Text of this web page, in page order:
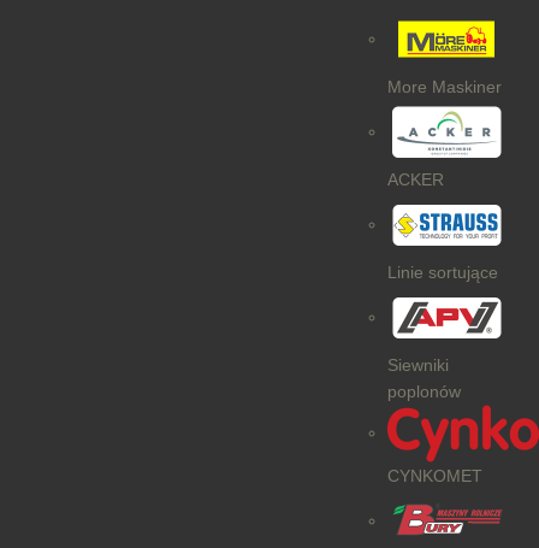
More Maskiner
ACKER
Linie sortujące
Siewniki
poplonów
CYNKOMET